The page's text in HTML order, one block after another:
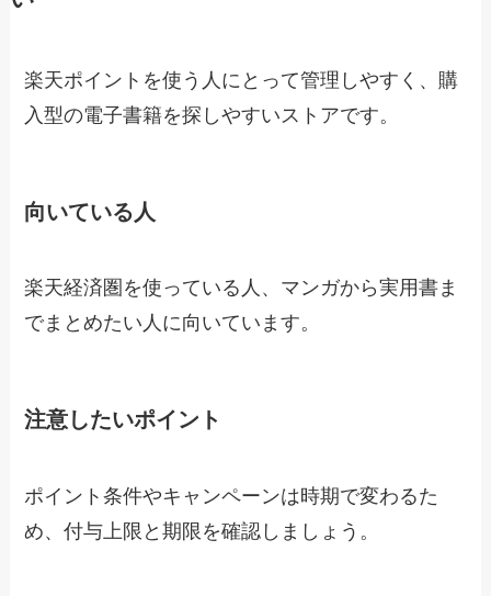
楽天ポイントを使う人にとって管理しやすく、購
入型の電子書籍を探しやすいストアです。
向いている人
楽天経済圏を使っている人、マンガから実用書ま
でまとめたい人に向いています。
注意したいポイント
ポイント条件やキャンペーンは時期で変わるた
め、付与上限と期限を確認しましょう。